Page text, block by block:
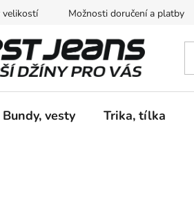
velikostí Možnosti doručení a platby
Bundy, vesty Trika, tílka